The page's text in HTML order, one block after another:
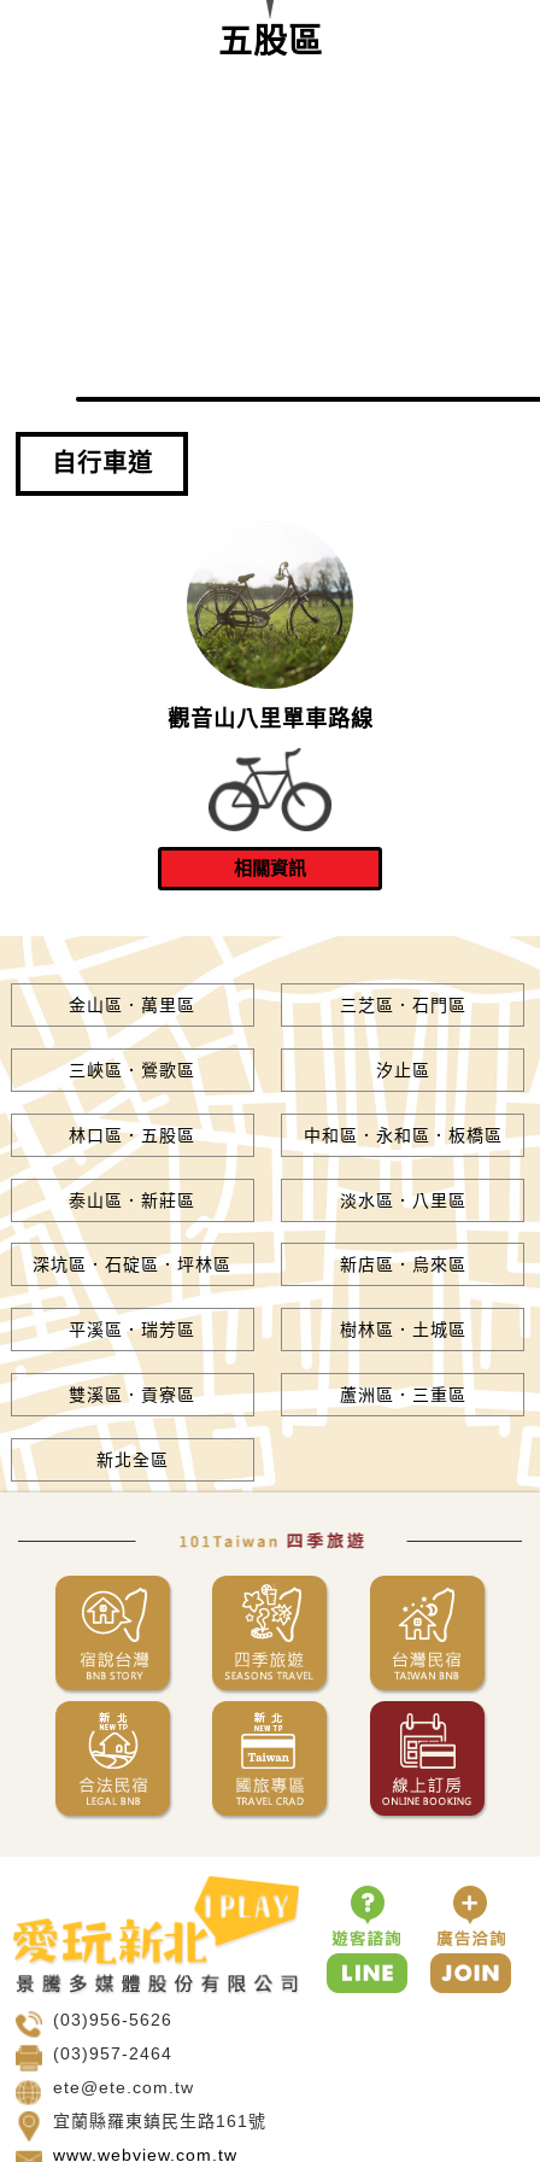
五股區
自行車道
觀音山八里單車路線
金山區．萬里區 三芝區．石門區
三峽區．鶯歌區 汐止區
林口區．五股區 中和區．永和區．板橋區
泰山區．新莊區 淡水區．八里區
深坑區．石碇區．坪林區 新店區．烏來區
平溪區．瑞芳區 樹林區．土城區
雙溪區．貢寮區 蘆洲區．三重區
新北全區
(03)956-5626
(03)957-2464
ete@ete.com.tw
宜蘭縣羅東鎮民生路161號
www.webview.com.tw